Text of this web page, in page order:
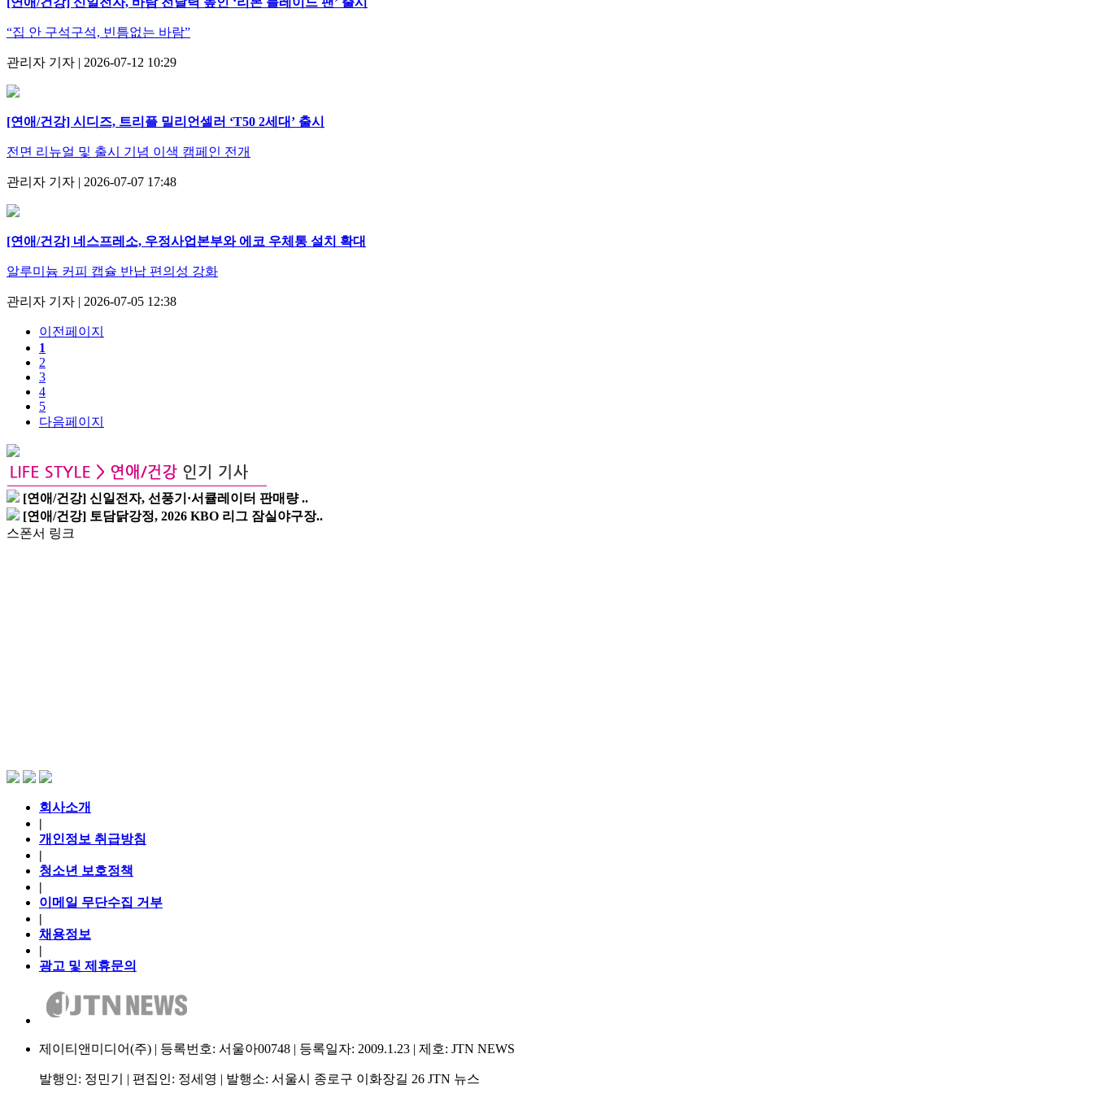
“집 안 구석구석, 빈틈없는 바람”
관리자 기자 | 2026-07-12 10:29
[연애/건강] 시디즈, 트리플 밀리언셀러 ‘T50 2세대’ 출시
전면 리뉴얼 및 출시 기념 이색 캠페인 전개
관리자 기자 | 2026-07-07 17:48
[연애/건강] 네스프레소, 우정사업본부와 에코 우체통 설치 확대
알루미늄 커피 캡슐 반납 편의성 강화
관리자 기자 | 2026-07-05 12:38
이전페이지
1
2
3
4
5
다음페이지
[연애/건강] 신일전자, 선풍기·서큘레이터 판매량 ..
[연애/건강] 토담닭강정, 2026 KBO 리그 잠실야구장..
스폰서 링크
회사소개
|
개인정보 취급방침
|
청소년 보호정책
|
이메일 무단수집 거부
|
채용정보
|
광고 및 제휴문의
제이티앤미디어(주) | 등록번호: 서울아00748 | 등록일자: 2009.1.23 | 제호: JTN NEWS
발행인: 정민기 | 편집인: 정세영 | 발행소: 서울시 종로구 이화장길 26 JTN 뉴스